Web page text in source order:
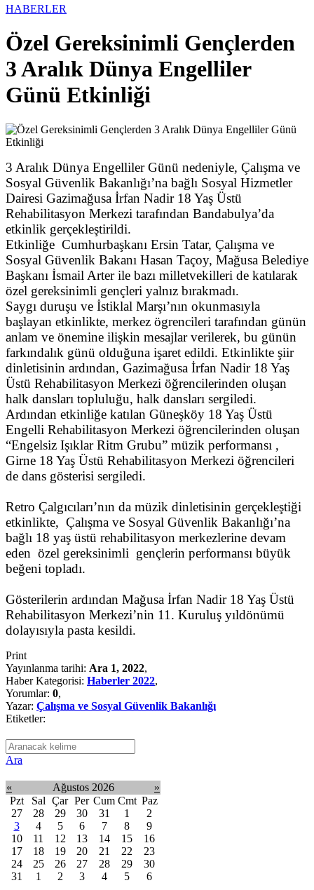
HABERLER
Özel Gereksinimli Gençlerden
3 Aralık Dünya Engelliler
Günü Etkinliği
3 Aralık Dünya Engelliler Günü nedeniyle, Çalışma ve
Sosyal Güvenlik Bakanlığı’na bağlı Sosyal Hizmetler
Dairesi Gazimağusa İrfan Nadir 18 Yaş Üstü
Rehabilitasyon Merkezi tarafından Bandabulya’da
etkinlik gerçekleştirildi.
Etkinliğe Cumhurbaşkanı Ersin Tatar, Çalışma ve
Sosyal Güvenlik Bakanı Hasan Taçoy, Mağusa Belediye
Başkanı İsmail Arter ile bazı milletvekilleri de katılarak
özel gereksinimli gençleri yalnız bırakmadı.
Saygı duruşu ve İstiklal Marşı’nın okunmasıyla
başlayan etkinlikte, merkez ögrencileri tarafından günün
anlam ve önemine ilişkin mesajlar verilerek, bu günün
farkındalık günü olduğuna işaret edildi. Etkinlikte şiir
dinletisinin ardından, Gazimağusa İrfan Nadir 18 Yaş
Üstü Rehabilitasyon Merkezi öğrencilerinden oluşan
halk dansları topluluğu, halk dansları sergiledi.
Ardından etkinliğe katılan Güneşköy 18 Yaş Üstü
Engelli Rehabilitasyon Merkezi öğrencilerinden oluşan
“Engelsiz Işıklar Ritm Grubu” müzik performansı ,
Girne 18 Yaş Üstü Rehabilitasyon Merkezi öğrencileri
de dans gösterisi sergiledi.
Retro Çalgıcıları’nın da müzik dinletisinin gerçekleştiği
etkinlikte, Çalışma ve Sosyal Güvenlik Bakanlığı’na
bağlı 18 yaş üstü rehabilitasyon merkezlerine devam
eden özel gereksinimli gençlerin performansı büyük
beğeni topladı.
Gösterilerin ardından Mağusa İrfan Nadir 18 Yaş Üstü
Rehabilitasyon Merkezi’nin 11. Kuruluş yıldönümü
dolayısıyla pasta kesildi.
Print
Yayınlanma tarihi: Ara 1, 2022,
Haber Kategorisi: Haberler 2022,
Yorumlar: 0,
Yazar: Çalışma ve Sosyal Güvenlik Bakanlığı
Etiketler:
Ara
« Ağustos 2026
»
Pzt
Sal Çar Per Cum Cmt Paz
27
28 29 30 31 1
2
3
4 5 6 7 8
9
10
11 12 13 14 15
16
17
18 19 20 21 22
23
24
25 26 27 28 29
30
31
1 2 3 4 5 6